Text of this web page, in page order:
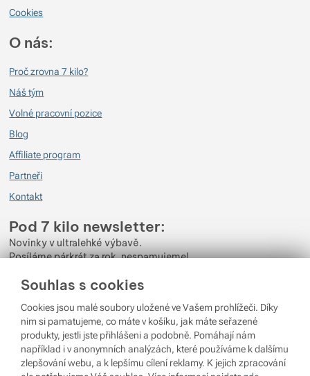
Souhlas s cookies
Cookies jsou malé soubory uložené ve Vašem prohlížeči. Díky
nim si pamatujeme, co máte v košíku, jak máte seřazené
produkty, jestli jste přihlášeni a podobně. Pomáhají nám
například i v anonymních analýzách, které používáme k dalšímu
zlepšování webu, a k lepšímu cílení reklamy. K jejich zpracování
Cookies
O nás:
Proč zrovna 7 kilo?
Náš tým
Volné pracovní pozice
Blog
Affiliate program
Partneři
Kontakt
Pod 7 kilo newsletter:
Novinky v ultralehké výbavě.
Posíláme párkrát za rok, nespamujeme!
Zadejte váš e-mail
Odběrem newsletteru souhlasíte se zpracovánímOsobních údajů.
Přihlásit se